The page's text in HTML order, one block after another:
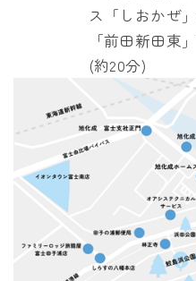
ス「しおかぜ」
「前田新田東
(約20分)